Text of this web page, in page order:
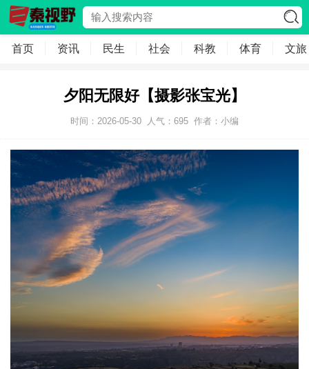
首页 资讯 民生 社会 科教 体育 文旅
夕阳无限好【摄影张宝光】
时间：2026-05-30 人气： 695 作者：小编